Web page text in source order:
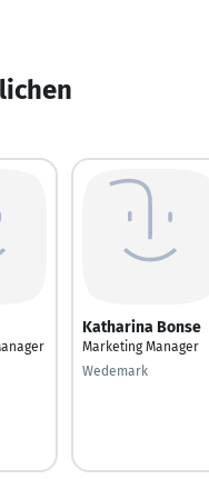
Katharina Bonse
Marketing Manager
Wedemark